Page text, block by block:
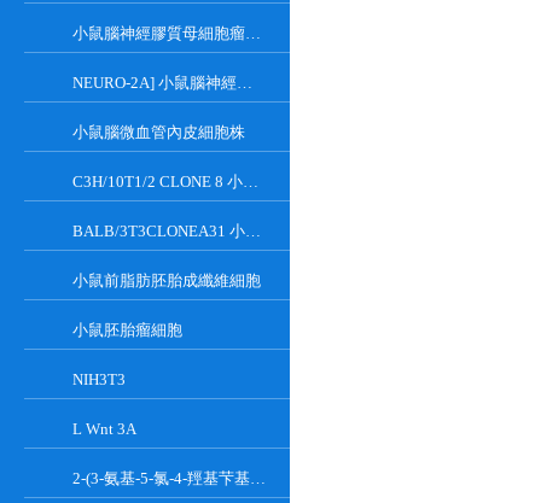
小鼠腦神經膠質母細胞瘤瘤株
NEURO-2A] 小鼠腦神經瘤細胞
小鼠腦微血管內皮細胞株
C3H/10T1/2 CLONE 8 小鼠胚胎成纖維細胞系
BALB/3T3CLONEA31 小鼠胚胎成纖維細胞
小鼠前脂肪胚胎成纖維細胞
小鼠胚胎瘤細胞
NIH3T3
L Wnt 3A
2-(3-氨基-5-氯-4-羥基芐基)-1H-異吲哚-1,3(2H)-二酮